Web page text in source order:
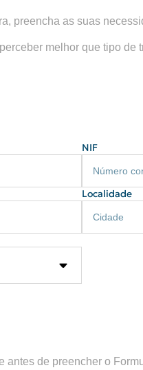
preencha as suas
melhor que tipo
NIF
Localidade
antes de preencher o